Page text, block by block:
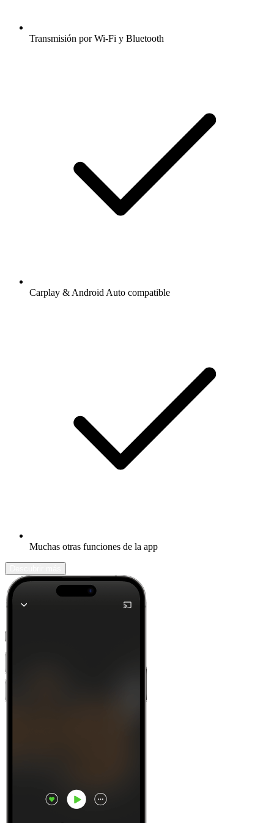
Transmisión por Wi-Fi y Bluetooth
Carplay & Android Auto compatible
Muchas otras funciones de la app